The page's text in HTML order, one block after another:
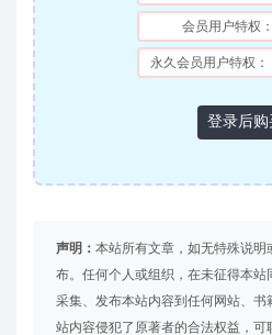
会员用户特权：
永久会员用户特权：
登录后购
声明： 本站所有文章，如无特殊说明
布。任何个人或组织，在未征得本站
采集、发布本站内容到任何网站、书
站内容侵犯了原著者的合法权益，可